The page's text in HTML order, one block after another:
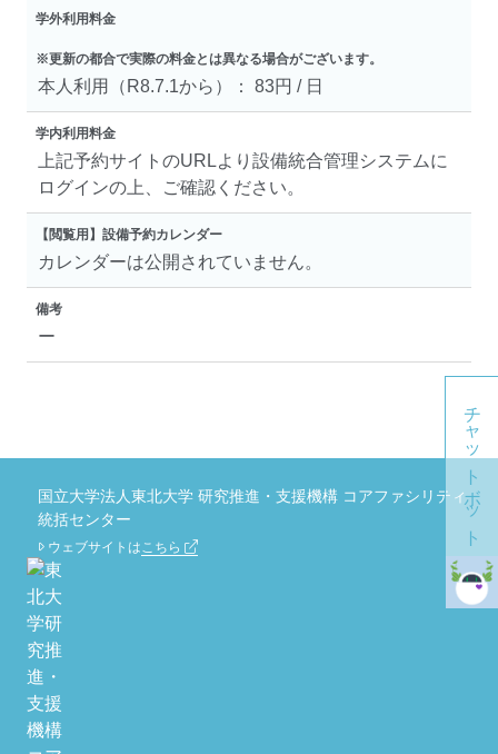
学外利用料金
※更新の都合で実際の料金とは異なる場合がございます。
本人利用（R8.7.1から）： 83円 / 日
学内利用料金
上記予約サイトのURLより設備統合管理システムに
ログインの上、ご確認ください。
【閲覧用】設備予約カレンダー
カレンダーは公開されていません。
備考
ー
チャットボット
国立大学法人東北大学 研究推進・支援機構 コアファシリティ
統括センター
ウェブサイトはこちら